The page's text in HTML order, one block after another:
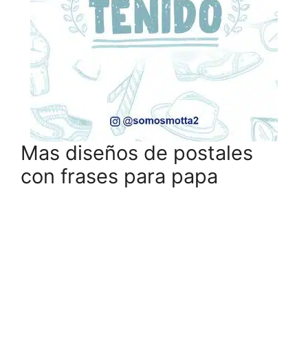
Mas diseños de postales
con frases para papa